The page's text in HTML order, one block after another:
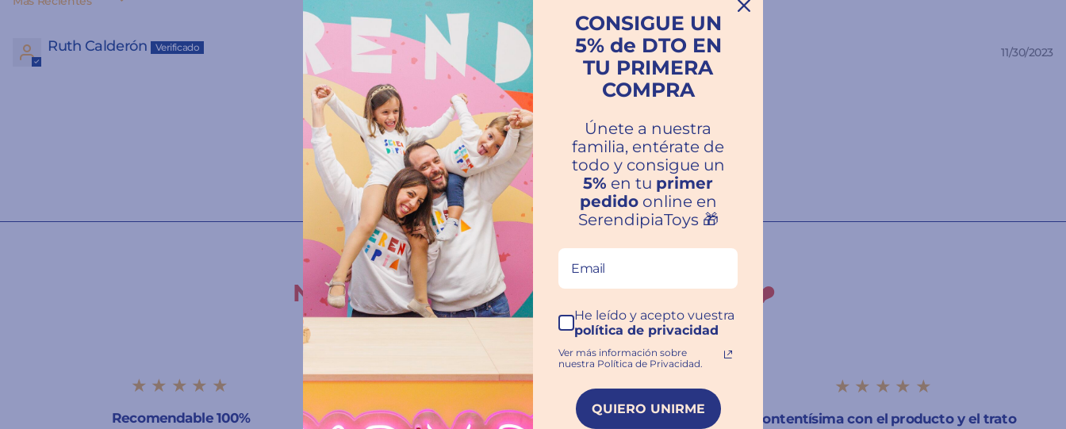
SORT BY
Ruth Calderón 11/30/2023
Muy satisfecha con la compra!
Nuestras familias hablan por nosotros ❤️
★★★★★
Recomendable 100%
★★★★★
Inmejorable
★★★★★
Contentísima con el producto y el trato
CONSIGUE UN
5% de DTO EN
TU PRIMERA
COMPRA
Únete a nuestra
familia, entérate de
todo y consigue un
5% en tu primer
pedidoonline en
SerendipiaToys 🎁
He leído y acepto vuestra
política de privacidad
Ver más información sobre
nuestra Política de Privacidad.
QUIERO UNIRME